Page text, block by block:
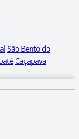
São Bento do
Caçapava